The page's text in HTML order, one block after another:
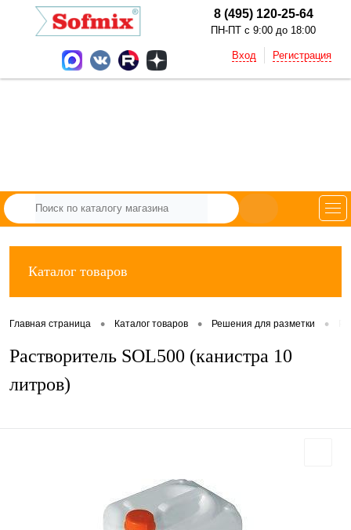
8 (495) 120-25-64
ПН-ПТ с 9:00 до 18:00
Вход Регистрация
Каталог товаров
Главная страница • Каталог товаров • Решения для разметки •
Растворитель SOL500 (канистра 10
литров)